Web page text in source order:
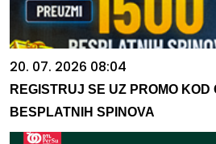
20. 07. 2026 08:04
REGISTRUJ SE UZ PROMO
BESPLATNIH SPINOVA